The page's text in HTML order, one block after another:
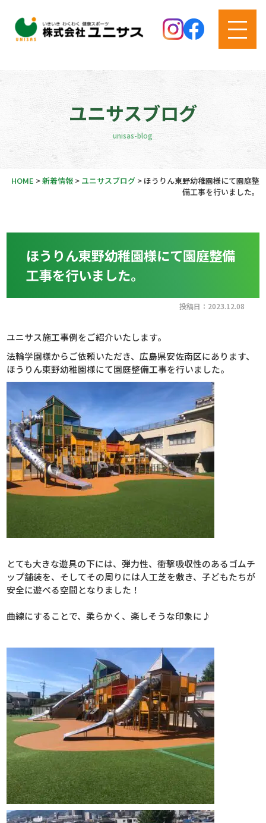
ユニサスブログ
unisas-blog
HOME >新着情報> ユニサスブログ> ほうりん東野幼稚園様にて園庭整
備工事を行いました。
ほうりん東野幼稚園様にて園庭整備
工事を行いました。
投稿日：2023.12.08
ユニサス施工事例をご紹介いたします。
法輪学園様からご依頼いただき、広島県安佐南区にあります、
ほうりん東野幼稚園様にて園庭整備工事を行いました。
とても大きな遊具の下には、弾力性、衝撃吸収性のあるゴムチ
ップ舗装を、そしてその周りには人工芝を敷き、子どもたちが
安全に遊べる空間となりました！
曲線にすることで、柔らかく、楽しそうな印象に♪